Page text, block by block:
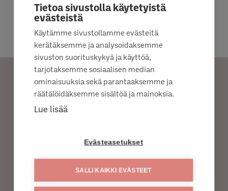
PYYDÄ TUOTETTA
TOIVO TUOTETTA LÄHIMPÄÄN S-KAUPPAAN
TOIVO TUOTETTA LÄHIMPÄÄN K-KAUPPAAN
Tietoa sivustolla käytetyistä
evästeistä
Käytämme sivustollamme evästeitä
kerätäksemme ja analysoidaksemme
sivuston suorituskykyä ja käyttöä,
tarjotaksemme sosiaalisen median
ominaisuuksia sekä parantaaksemme ja
räätälöidäksemme sisältöä ja mainoksia.
Lue lisää
Evästeasetukset
SALLI KAIKKI EVÄSTEET